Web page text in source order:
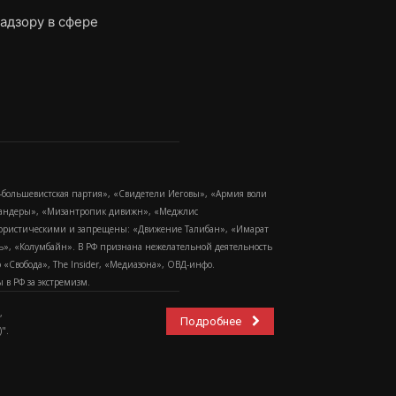
в сфере
партия», «Свидетели Иеговы», «Армия воли
«Мизантропик дивижн», «Меджлис
и запрещены: «Движение Талибан», «Имарат
«Колумбайн». В РФ признана нежелательной деятельность
The Insider, «Медиазона», ОВД-инфо.
РФ за экстремизм.
Подробнее